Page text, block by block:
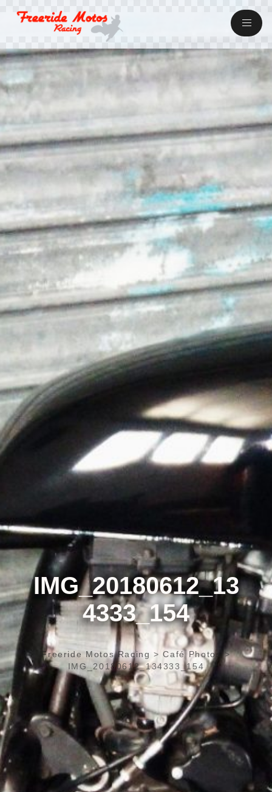
IMG_20180612_13
4333_154
Freeride Motos Racing >Café Photos >
IMG_20180612_134333_154